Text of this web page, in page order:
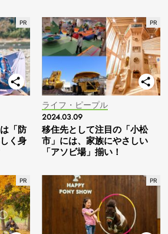
「防
く身
ライフ・ピープル
2024.03.09
移住先として注目の「小松
市」には、家族にやさしい
「アソビ場」揃い！